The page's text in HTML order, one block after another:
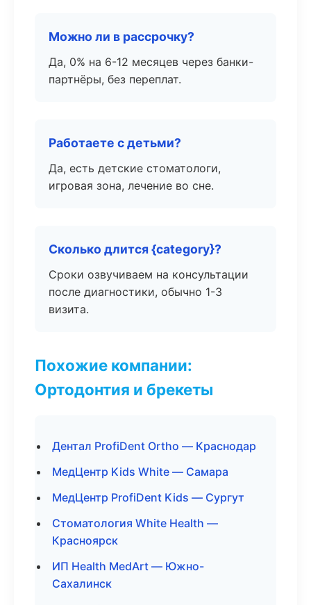
Можно ли в рассрочку?
Да, 0% на 6-12 месяцев через банки-
партнёры, без переплат.
Работаете с детьми?
Да, есть детские стоматологи,
игровая зона, лечение во сне.
Сколько длится {category}?
Сроки озвучиваем на консультации
после диагностики, обычно 1-3
визита.
Похожие компании:
Ортодонтия и брекеты
Дентал ProfiDent Ortho — Краснодар
МедЦентр Kids White — Самара
МедЦентр ProfiDent Kids — Сургут
Стоматология White Health —
Красноярск
ИП Health MedArt — Южно-
Сахалинск